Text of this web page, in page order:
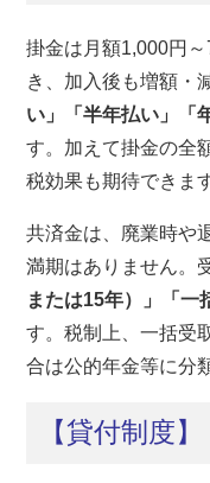
掛金は月額1,000円
き、加入後も増額・
い」「半年払い」「
す。加えて掛金の全
税効果も期待できます
共済金は、廃業時や
満期はありません。
または15年）」「一
す。税制上、一括受
合は公的年金等に分
【貸付制度】